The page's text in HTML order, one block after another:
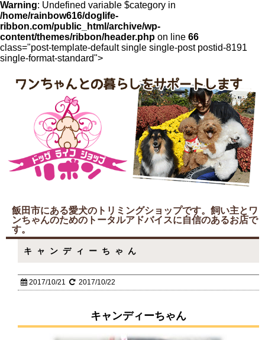
Warning: Undefined variable $category in
/home/rainbow616/doglife-
ribbon.com/public_html/archive/wp-
content/themes/ribbon/header.php on line 66
class="post-template-default single single-post postid-8191
single-format-standard">
飯田市にある愛犬のトリミングショップです。飼い主とワ
ンちゃんのためのトータルアドバイスに自信のあるお店で
す。
キャンディーちゃん
2017/10/21 2017/10/22
キャンディーちゃん